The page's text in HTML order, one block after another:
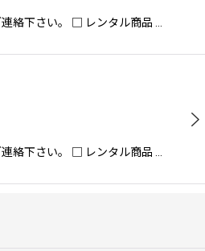
絡下さい。 □ レンタル商品 …
絡下さい。 □ レンタル商品 …